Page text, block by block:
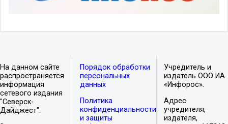
На данном сайте
распространяется
информация
сетевого издания
"Северск-
Дайджест".
Порядок обработки
персональных
данных
Политика
конфиденциальности
и защиты
Учредитель и
издатель ООО ИА
«Инфорос».
Адрес
учредителя,
издателя,